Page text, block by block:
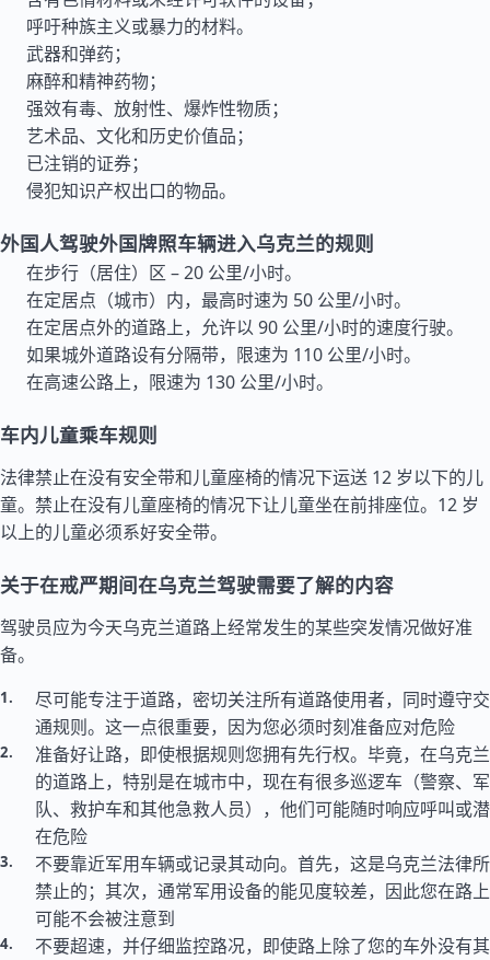
呼吁种族主义或暴力的材料。
武器和弹药；
麻醉和精神药物；
强效有毒、放射性、爆炸性物质；
艺术品、文化和历史价值品；
已注销的证券；
侵犯知识产权出口的物品。
外国人驾驶外国牌照车辆进入乌克兰的规则
在步行（居住）区 – 20 公里/小时。
在定居点（城市）内，最高时速为 50 公里/小时。
在定居点外的道路上，允许以 90 公里/小时的速度行驶。
如果城外道路设有分隔带，限速为 110 公里/小时。
在高速公路上，限速为 130 公里/小时。
车内儿童乘车规则
法律禁止在没有安全带和儿童座椅的情况下运送 12 岁以下的儿
童。禁止在没有儿童座椅的情况下让儿童坐在前排座位。12 岁
以上的儿童必须系好安全带。
关于在戒严期间在乌克兰驾驶需要了解的内容
驾驶员应为今天乌克兰道路上经常发生的某些突发情况做好准
备。
尽可能专注于道路，密切关注所有道路使用者，同时遵守交
通规则。这一点很重要，因为您必须时刻准备应对危险
准备好让路，即使根据规则您拥有先行权。毕竟，在乌克兰
的道路上，特别是在城市中，现在有很多巡逻车（警察、军
队、救护车和其他急救人员），他们可能随时响应呼叫或潜
在危险
不要靠近军用车辆或记录其动向。首先，这是乌克兰法律所
禁止的；其次，通常军用设备的能见度较差，因此您在路上
可能不会被注意到
不要超速，并仔细监控路况，即使路上除了您的车外没有其